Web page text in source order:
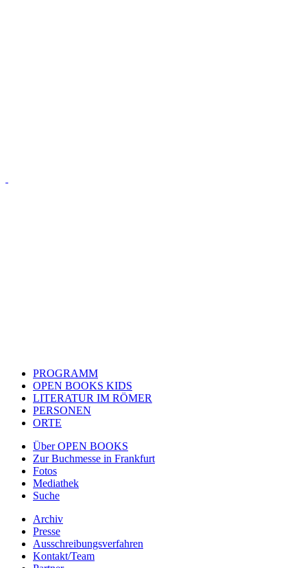
PROGRAMM
OPEN BOOKS KIDS
LITERATUR IM RÖMER
PERSONEN
ORTE
Über OPEN BOOKS
Zur Buchmesse in Frankfurt
Fotos
Mediathek
Suche
Archiv
Presse
Ausschreibungsverfahren
Kontakt/Team